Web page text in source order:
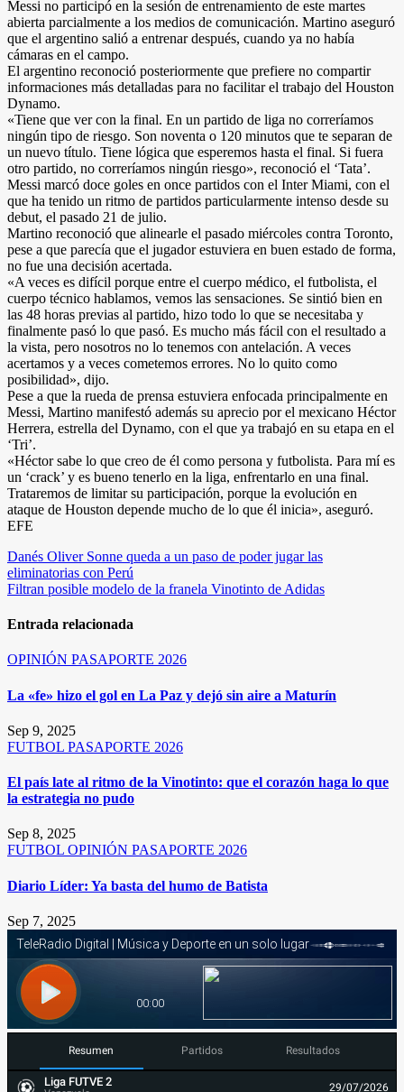
Messi no participó en la sesión de entrenamiento de este martes
abierta parcialmente a los medios de comunicación. Martino aseguró
que el argentino salió a entrenar después, cuando ya no había
cámaras en el campo.
El argentino reconoció posteriormente que prefiere no compartir
informaciones más detalladas para no facilitar el trabajo del Houston
Dynamo.
«Tiene que ver con la final. En un partido de liga no correríamos
ningún tipo de riesgo. Son noventa o 120 minutos que te separan de
un nuevo título. Tiene lógica que esperemos hasta el final. Si fuera
otro partido, no correríamos ningún riesgo», reconoció el ‘Tata’.
Messi marcó doce goles en once partidos con el Inter Miami, con el
que ha tenido un ritmo de partidos particularmente intenso desde su
debut, el pasado 21 de julio.
Martino reconoció que alinearle el pasado miércoles contra Toronto,
pese a que parecía que el jugador estuviera en buen estado de forma,
no fue una decisión acertada.
«A veces es difícil porque entre el cuerpo médico, el futbolista, el
cuerpo técnico hablamos, vemos las sensaciones. Se sintió bien en
las 48 horas previas al partido, hizo todo lo que se necesitaba y
finalmente pasó lo que pasó. Es mucho más fácil con el resultado a
la vista, pero nosotros no lo tenemos con antelación. A veces
acertamos y a veces cometemos errores. No lo quito como
posibilidad», dijo.
Pese a que la rueda de prensa estuviera enfocada principalmente en
Messi, Martino manifestó además su aprecio por el mexicano Héctor
Herrera, estrella del Dynamo, con el que ya trabajó en su etapa en el
‘Tri’.
«Héctor sabe lo que creo de él como persona y futbolista. Para mí es
un ‘crack’ y es bueno tenerlo en la liga, enfrentarlo en una final.
Trataremos de limitar su participación, porque la evolución en
ataque de Houston depende mucho de lo que él inicia», aseguró.
EFE
Navegación
de
Danés Oliver Sonne queda a un paso de poder jugar las
eliminatorias con Perú
Filtran posible modelo de la franela Vinotinto de Adidas
Entrada relacionada
OPINIÓN PASAPORTE 2026
La «fe» hizo el gol en La Paz y dejó sin aire a Maturín
Sep 9, 2025
FUTBOL PASAPORTE 2026
El país late al ritmo de la Vinotinto: que el corazón haga lo que
la estrategia no pudo
Sep 8, 2025
FUTBOL OPINIÓN PASAPORTE 2026
Diario Líder: Ya basta del humo de Batista
Sep 7, 2025
Resumen Partidos Resultados
Liga FUTVE 2 29/07/2026